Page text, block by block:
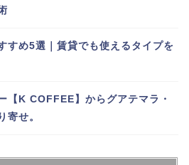
すめ5選｜賃貸でも使えるタイプを
【K COFFEE】からグアテマラ・
寄せ。